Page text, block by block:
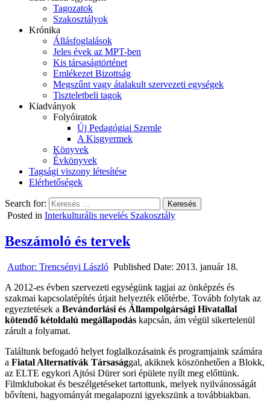
Tagozatok
Szakosztályok
Krónika
Állásfoglalások
Jeles évek az MPT-ben
Kis társaságtörténet
Emlékezet Bizottság
Megszűnt vagy átalakult szervezeti egységek
Tiszteletbeli tagok
Kiadványok
Folyóiratok
Új Pedagógiai Szemle
A Kisgyermek
Könyvek
Évkönyvek
Tagsági viszony létesítése
Elérhetőségek
Search for:
Posted in Interkulturális nevelés Szakosztály
Beszámoló és tervek
Author: Trencsényi László Published Date: 2013. január 18.
A 2012-es évben szervezeti egységünk tagjai az önképzés és
szakmai kapcsolatépítés útjait helyezték előtérbe. Tovább folytak az
egyeztetések a Bevándorlási és Állampolgársági Hivatallal
kötendő kétoldalú megállapodás kapcsán, ám végül sikertelenül
zárult a folyamat.
Találtunk befogadó helyet foglalkozásaink és programjaink számára
a Fiatal Alternatívák Társasággal, akiknek köszönhetően a Blokk,
az ELTE egykori Ajtósi Dürer sori épülete nyílt meg előttünk.
Filmklubokat és beszélgetéseket tartottunk, melyek nyilvánosságát
bővíteni, hagyományát megalapozni igyekszünk a továbbiakban.